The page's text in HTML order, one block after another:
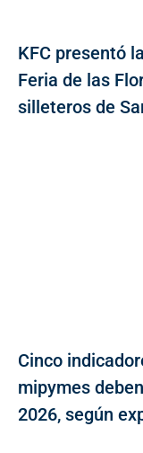
KFC presentó
Feria de las
silleteros de
Cinco
mipymes
2026, según